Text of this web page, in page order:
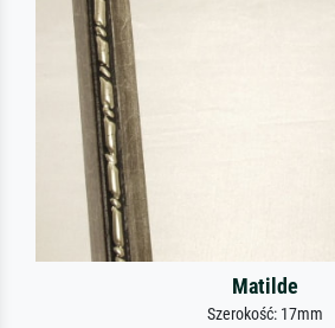
Matilde
Szerokość: 17mm